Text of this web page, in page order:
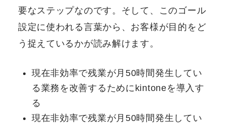
要なステップなのです。そして、このゴール
設定に使われる言葉から、お客様が目的をど
う捉えているかが読み解けます。
現在非効率で残業が月50時間発生してい
る業務を改善するためにkintoneを導入す
る
現在非効率で残業が月50時間発生してい